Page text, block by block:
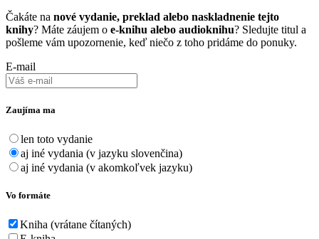
Čakáte na nové vydanie, preklad alebo naskladnenie tejto
knihy? Máte záujem o e-knihu alebo audioknihu? Sledujte titul a
pošleme vám upozornenie, keď niečo z toho pridáme do ponuky.
E-mail
Zaujíma ma
len toto vydanie
aj iné vydania (v jazyku slovenčina)
aj iné vydania (v akomkoľvek jazyku)
Vo formáte
Kniha (vrátane čítaných)